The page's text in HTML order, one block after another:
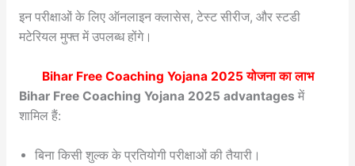
इन परीक्षाओं के लिए ऑनलाइन क्लासेस, टेस्ट सीरीज, और स्टडी
मटेरियल मुफ्त में उपलब्ध होंगे।
Bihar Free Coaching Yojana 2025 योजना का लाभ
Bihar Free Coaching Yojana 2025 advantages में
शामिल हैं:
बिना किसी शुल्क के प्रतियोगी परीक्षाओं की तैयारी।